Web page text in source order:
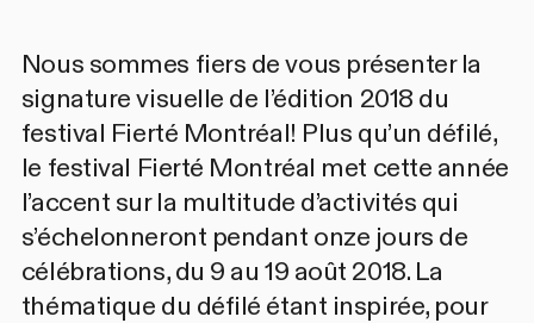
Nous sommes fiers de vous présenter la
signature visuelle de l’édition 2018 du
festival Fierté Montréal! Plus qu’un défilé,
le festival Fierté Montréal met cette année
l’accent sur la multitude d’activités qui
s’échelonneront pendant onze jours de
célébrations, du 9 au 19 août 2018. La
thématique du défilé étant inspirée, pour